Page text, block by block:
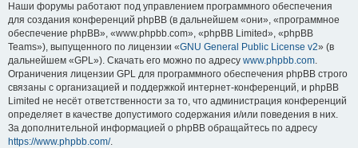
Наши форумы работают под управлением программного обеспечения
для создания конференций phpBB (в дальнейшем «они», «программное
обеспечение phpBB», «www.phpbb.com», «phpBB Limited», «phpBB
Teams»), выпущенного по лицензии «GNU General Public License v2» (в
дальнейшем «GPL»). Скачать его можно по адресу www.phpbb.com.
Ограничения лицензии GPL для программного обеспечения phpBB строго
связаны с организацией и поддержкой интернет-конференций, и phpBB
Limited не несёт ответственности за то, что администрация конференций
определяет в качестве допустимого содержания и/или поведения в них.
За дополнительной информацией о phpBB обращайтесь по адресу
https://www.phpbb.com/.